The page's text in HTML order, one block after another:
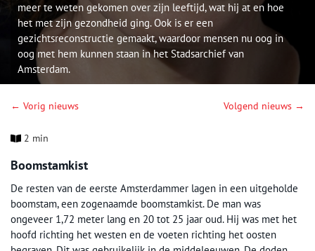
meer te weten gekomen over zijn leeftijd, wat hij at en hoe
het met zijn gezondheid ging. Ook is er een
gezichtsreconstructie gemaakt, waardoor mensen nu oog in
oog met hem kunnen staan in het Stadsarchief van
Amsterdam.
← Vorig nieuws Volgend nieuws →
2 min
Boomstamkist
De resten van de eerste Amsterdammer lagen in een uitgeholde
boomstam, een zogenaamde boomstamkist. De man was
ongeveer 1,72 meter lang en 20 tot 25 jaar oud. Hij was met het
hoofd richting het westen en de voeten richting het oosten